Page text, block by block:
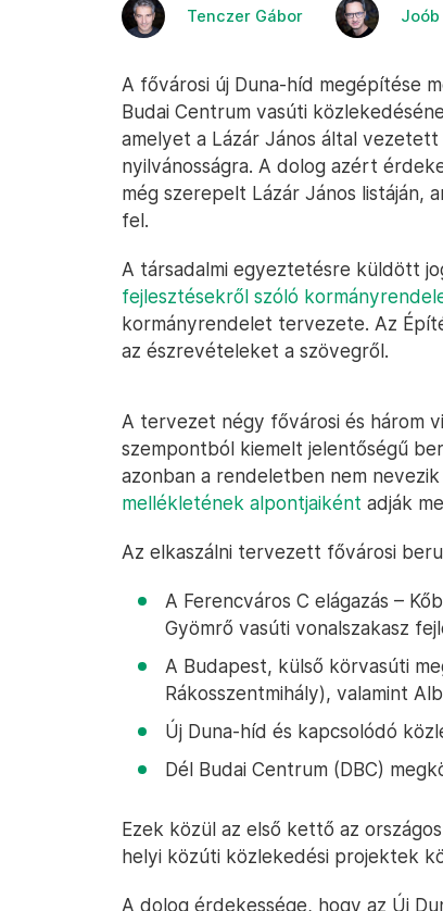
Tenczer Gábor Joób
A fővárosi új Duna-híd megépítése
Budai Centrum vasúti
amelyet a Lázár János által
nyilvánosságra. A dolog azért
még szerepelt Lázár János listáján,
fel.
A társadalmi egyeztetésre küldött
fejlesztésekről szóló
kormányrendelet tervezete. Az
az észrevételeket a szövegről.
A tervezet négy fővárosi és három
szempontból kiemelt jelentőségű
azonban a rendeletben nem
mellékletének alpontjaiként adják
Az elkaszálni tervezett fővárosi
A Ferencváros C elágazás –
Gyömrő vasúti vonalszakasz
A Budapest, külső körvasúti
Rákosszentmihály), valamint
Új Duna-híd és kapcsolódó
Dél Budai Centrum (DBC)
Ezek közül az első kettő az
helyi közúti közlekedési projektek
A dolog érdekessége, hogy az Új